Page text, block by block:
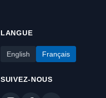
LANGUE
English Français
SUIVEZ-NOUS